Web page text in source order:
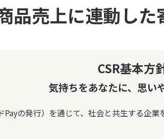
品売上に連動した
CSR基本方
気持ちをあなたに、思い
Payの発行）を通じて、社会と共生する企